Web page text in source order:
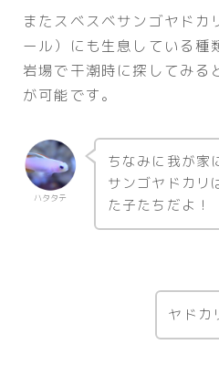
またスベスベサンゴヤドカ
ール）にも生息している種
岩場で干潮時に探してみる
が可能です。
ハタタテ
ちなみに我が家
サンゴヤドカリ
た子たちだよ！
ヤドカ